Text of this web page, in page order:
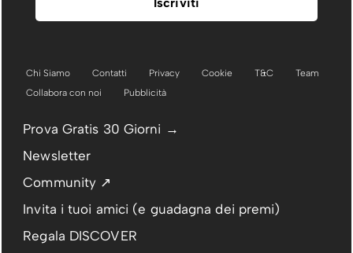
Chi Siamo Contatti Privacy Cookie T&C
Team
Collabora con noi
Pubblicità
Prova Gratis 30 Giorni →
Newsletter
Community ↗
Invita i tuoi amici (e guadagna dei premi)
Regala DISCOVER